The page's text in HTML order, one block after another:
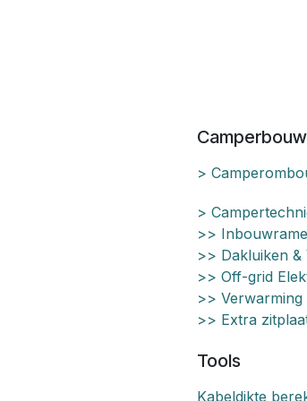
Camperbouw
>
>
>>
>> Dakluiken &
>> Off-grid
>>
>> Extra
Tools
Kabeldikte